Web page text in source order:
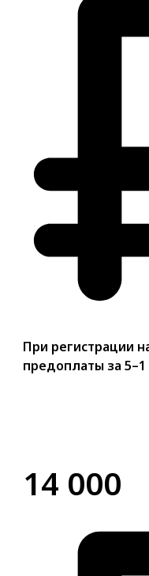
При регистрации
предоплаты за
14 000